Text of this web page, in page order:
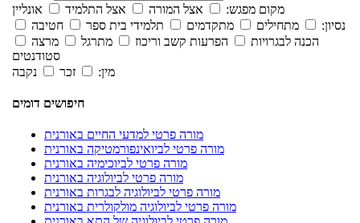
מקום מפגש:
אצל המורה אצל התלמיד
אונליין
נסיון:
מתחילים מתקדמים תלמידי בית ספר
חטיבה
הכנה לבגרויות
הפרעות קשב וריכוז מתרגל
מרצה
סטודנטים
מין:
זכר נקבה
חיפושים דומים
מורה פרטי למדעי החיים באורנית
מורה פרטי לביואינפורמטיקה באורנית
מורה פרטי לביוכימיה באורנית
מורה פרטי לביולוגיה באורנית
מורה פרטי לביולוגיה לבגרות באורנית
מורה פרטי לביולוגיה מולקולרית באורנית